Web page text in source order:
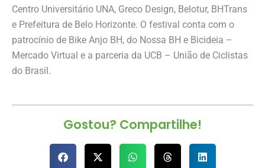
Centro Universitário UNA, Greco Design, Belotur, BHTrans
e Prefeitura de Belo Horizonte. O festival conta com o
patrocínio de Bike Anjo BH, do Nossa BH e Bicideia –
Mercado Virtual e a parceria da UCB – União de Ciclistas
do Brasil.
Gostou? Compartilhe!